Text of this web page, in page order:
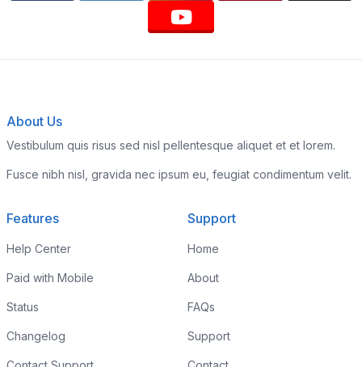
About Us
Vestibulum quis risus sed nisl pellentesque aliquet et et lorem.
Fusce nibh nisl, gravida nec ipsum eu, feugiat condimentum velit.
Features
Help Center
Paid with Mobile
Status
Changelog
Support
Home
About
FAQs
Support